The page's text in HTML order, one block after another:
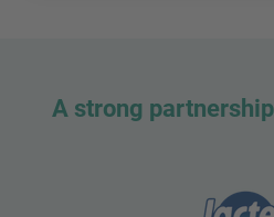
A strong